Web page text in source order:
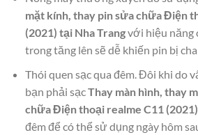
mặt kính, thay pin sửa chữa Điện
(2021) tại Nha Trangvới hiệu năng
trong tăng lên sẽ dễ khiến pin bị
Thói quen sạc qua đêm. Đôi khi do
bạn phải sạcThay màn hình, thay
chữa Điện thoại realme C11
đêm để có thể sử dụng ngày hôm